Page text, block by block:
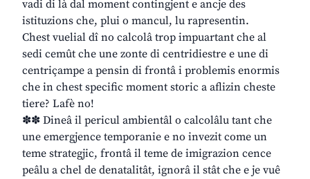
vadi di là dal moment contingjent e ancje des
istituzions che, plui o mancul, lu rapresentin.
Chest vuelial dî no calcolâ trop impuartant che al
sedi cemût che une zonte di centridiestre e une di
centriçampe a pensin di frontâ i problemis enormis
che in chest specific moment storic a aflizin cheste
tiere? Lafè no!
✽✽ Dineâ il pericul ambientâl o calcolâlu tant che
une emergjence temporanie e no invezit come un
teme strategjic, frontâ il teme de imigrazion cence
peâlu a chel de denatalitât, ignorâ il stât che e je vuê